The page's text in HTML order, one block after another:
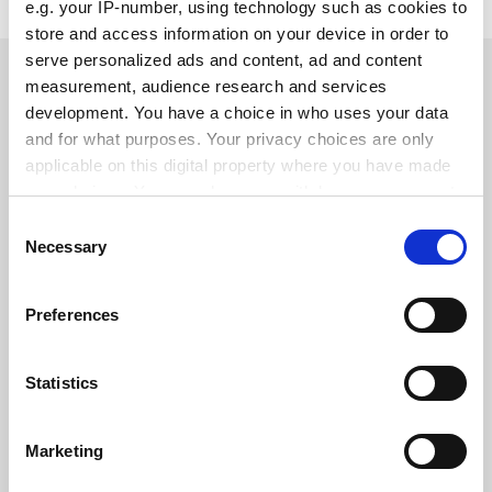
e.g. your IP-number, using technology such as cookies to
store and access information on your device in order to
serve personalized ads and content, ad and content
measurement, audience research and services
development. You have a choice in who uses your data
and for what purposes. Your privacy choices are only
applicable on this digital property where you have made
your choices. You can change or withdraw your consent
the Privacy trigger icon.
Collect information about your geographical location
Identify your device by actively scanning it for
Find out more about how your personal data is processed
and set your preferences in the
Selection
Necessary
Preferences
Statistics
Marketing
KUNDBERÄTTELSER
Check out testimonials from
our delighted customers
Alumio gav oss kontroll över våra data
allt går och kan återanvända det över
integrationer från grunden.